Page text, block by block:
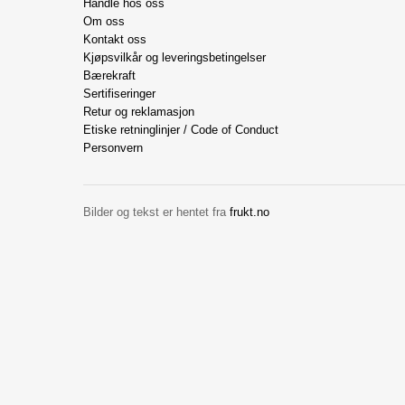
Handle hos oss
Om oss
Kontakt oss
Kjøpsvilkår og leveringsbetingelser
Bærekraft
Sertifiseringer
Retur og reklamasjon
Etiske retninglinjer / Code of Conduct
Personvern
Bilder og tekst er hentet fra frukt.no